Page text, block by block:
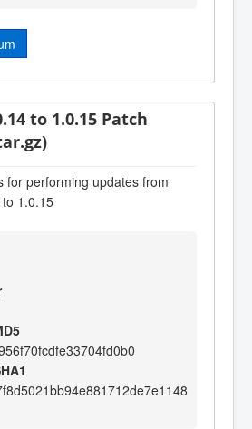
to 1.0.15 Patch
for performing updates from
1.0.15